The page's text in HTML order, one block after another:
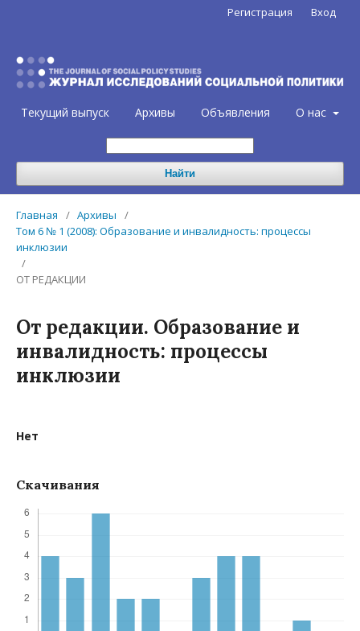
Текущий выпуск Архивы Объявления О нас
Найти
Регистрация Вход
Главная / Архивы
/
Том 6 № 1 (2008): Образование и инвалидность: процессы
инклюзии
/
ОТ РЕДАКЦИИ
От редакции. Образование и
инвалидность: процессы
инклюзии
Нет
Скачивания